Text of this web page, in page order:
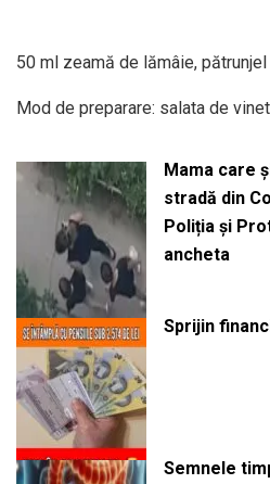
50 ml zeamă de lămâie, pătrunjel
Mod de preparare: salata de
Mama care
stradă din
Poliția și
ancheta
Sprijin
Semnele